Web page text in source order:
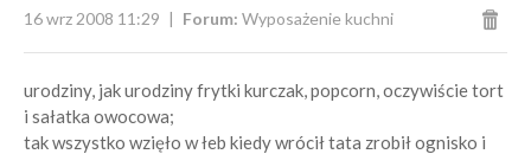
16 wrz 2008 11:29 Forum: Wyposażenie kuchni
urodziny, jak urodziny frytki kurczak, popcorn, oczywiście tort
i sałatka owocowa;
tak wszystko wzięło w łeb kiedy wrócił tata zrobił ognisko i